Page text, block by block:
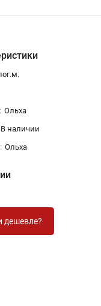
Ольха
В наличии
Ольха